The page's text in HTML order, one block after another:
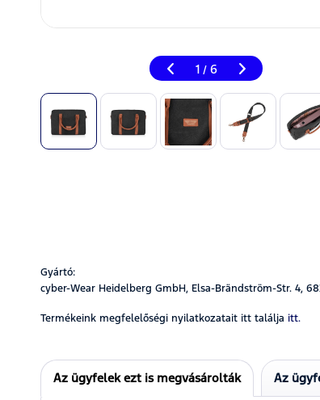
1 / 6
Gyártó:
cyber-Wear Heidelberg GmbH, Elsa-Brändström-Str. 4,
Termékeink megfelelőségi nyilatkozatait itt találja itt.
Az ügyfelek ezt is megvásárolták Az